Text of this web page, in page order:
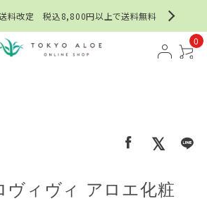
料改定 税込8,800円以上で送料無料
0
ヴィヴィ アロエ化粧